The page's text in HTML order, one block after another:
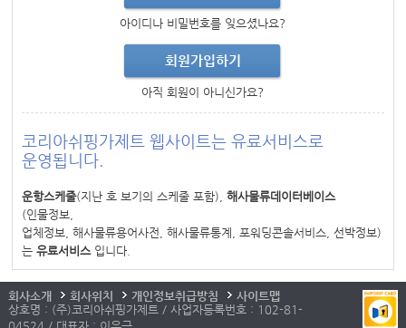
아이디나 비밀번호를 잊으셨나요?
회원가입하기
아직 회원이 아니신가요?
코리아쉬핑가제트 웹사이트는 유료서비스로
운영됩니다.
운항스케줄(지난 호 보기의 스케줄 포함),해사물류데이터베이스
(인물정보,
업체정보, 해사물류용어사전, 해사물류통계, 포워딩콘솔서비스, 선박정보)
는유료서비스입니다.
회사소개 회사위치 개인정보취급방침
사이트맵
상호명 : (주)코리아쉬핑가제트 / 사업자등록번호 : 102-81-